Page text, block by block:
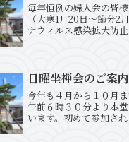
毎年恒例の婦人会の皆
（大寒1月20日～節分2
ナウィルス感染拡大防
さい。
日曜坐禅会のご案内
今年も４月から１０月
午前６時３０分より本
います。初めて参加さ